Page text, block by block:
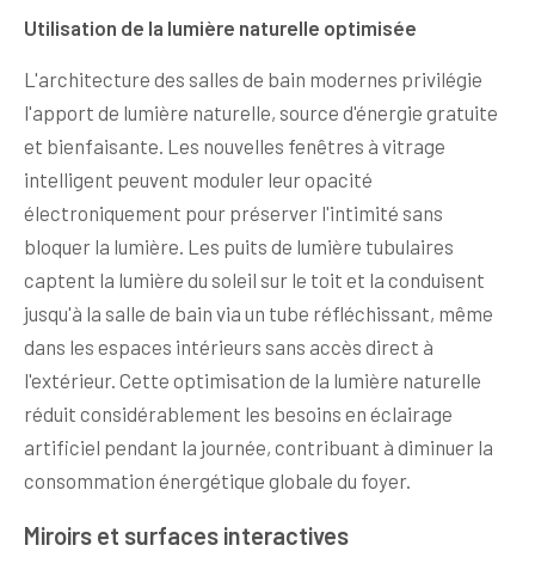
Utilisation de la lumière naturelle optimisée
L'architecture des salles de bain modernes privilégie
l'apport de lumière naturelle, source d'énergie gratuite
et bienfaisante. Les nouvelles fenêtres à vitrage
intelligent peuvent moduler leur opacité
électroniquement pour préserver l'intimité sans
bloquer la lumière. Les puits de lumière tubulaires
captent la lumière du soleil sur le toit et la conduisent
jusqu'à la salle de bain via un tube réfléchissant, même
dans les espaces intérieurs sans accès direct à
l'extérieur. Cette optimisation de la lumière naturelle
réduit considérablement les besoins en éclairage
artificiel pendant la journée, contribuant à diminuer la
consommation énergétique globale du foyer.
Miroirs et surfaces interactives